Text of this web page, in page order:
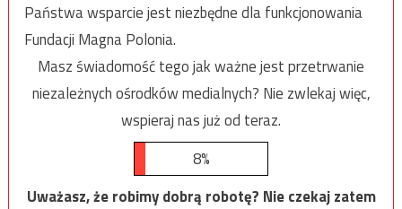
Państwa wsparcie jest niezbędne dla funkcjonowania
Fundacji Magna Polonia.
Masz świadomość tego jak ważne jest przetrwanie
niezależnych ośrodków medialnych? Nie zwlekaj więc,
wspieraj nas już od teraz.
8%
Uważasz, że robimy dobrą robotę? Nie czekaj zatem